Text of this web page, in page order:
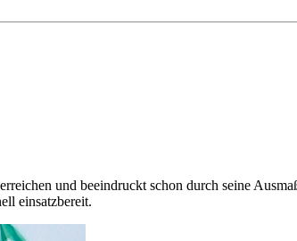
und beeindruckt schon durch seine
einsatzbereit.